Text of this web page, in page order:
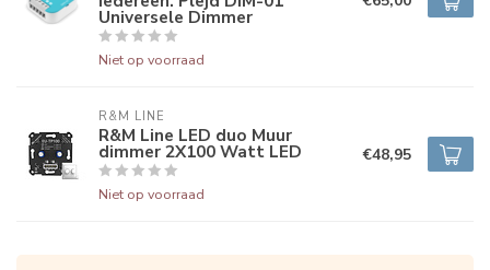
Universele Dimmer
Niet op voorraad
R&M LINE
R&M Line LED duo Muur
dimmer 2X100 Watt LED
Niet op voorraad
€48,95